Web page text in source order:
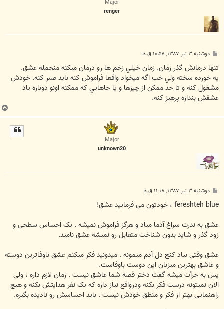
Major
renger
پ
ت
دوشنبه ۳ تیر ۱۳۸۷, ۱۰:۵۷ ق.ظ
تنها درمانش گذر زمان. زمان خيلي زخم ها رو درمان ميکنه منجمله عشق.
يه خورده سخته ولي خب اگه ميخواد واقعا فراموش کنه بايد صبر کنه. خودش
مشغول کنه و تا حد ممکن از چيزها و يا جاهايي که ممکنه اونو دوباره ياد
عشقش بندازه پرهيز کنه.
ب
ا
Major
unknown20
پ
ت
دوشنبه ۳ تیر ۱۳۸۷, ۱۱:۱۸ ق.ظ
fereshteh blue ، خودتون می فرمایید عشق!
عشق به ندرت سراغ آدما میاد و هرگز فراموش نمیشه . یک احساس سطحی و
زود گذر و شاید بدون شناخت متقابل رو نمیشه عشق نامید.
عشق وقتی بیاد کنج دل آدم میمونه . میدونید فکر میکنم عشق باوفاترین دوسته
و عاشق بهترین میزبان این دوست باوفاست.
پس به جرأت میشه گفت دختر قصه شما عاشق نیست . زمان لازم داره ، ولی
الان نمیتونه درست فکر بکنه ودرواقع نیاز داره که یک نفر هدایتش بکنه و هیچ
راهنمایی بهتر از فکر و منطق خودش نیست . باید احساسش رو نادیده بگیره.